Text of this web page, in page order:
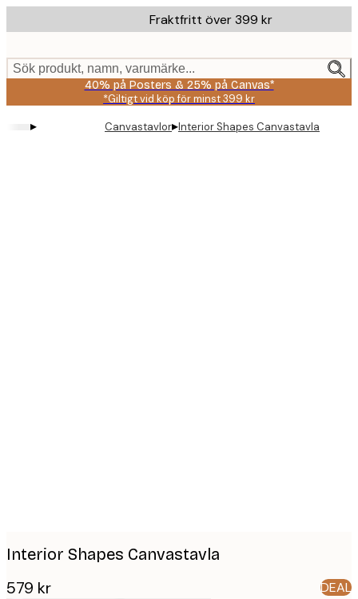
to
content.
Fraktfritt över 399 kr
Sök produkt, namn, varumärke...
40% på Posters & 25% på Canvas*
*Giltigt vid köp för minst 399 kr
▸ Canvastavlor▸Interior Shapes Canvastavla
Interior Shapes Canvastavla
579 kr DEAL